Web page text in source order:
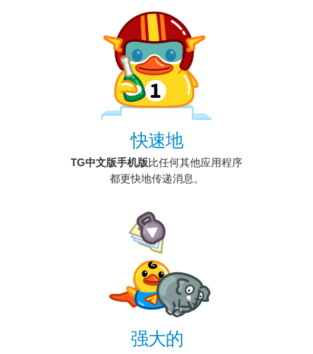
快速地
TG中文版手机版比任何其他应用程序
都更快地传递消息。
强大的